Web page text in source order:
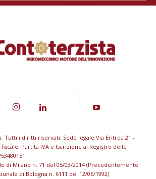
Tutti i diritti riservati. Sede legale Via Eritrea 21 -
Partita IVA e Iscrizione al Registro delle
di Milano n. 71 del 05/03/2014 (Precedentemente
di Bologna n. 6111 del 12/06/1992)